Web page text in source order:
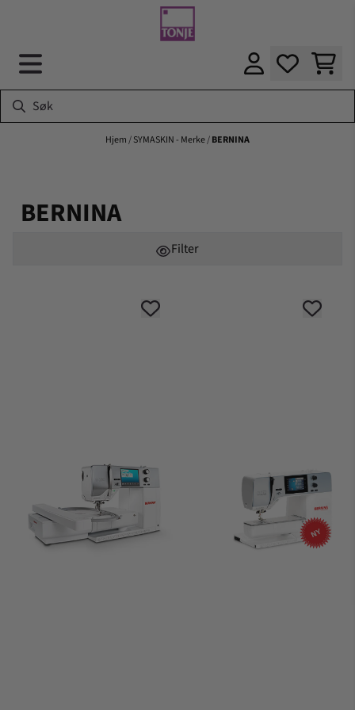
Hjem/SYMASKIN - Merke/BERNINA
BERNINA
Filter